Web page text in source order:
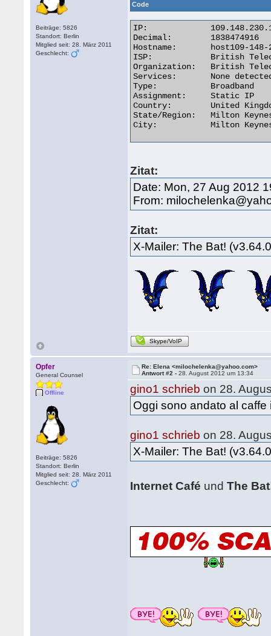
Beiträge: 5826
Standort: Berlin
Mitglied seit: 28. März 2011
Geschlecht:
Code
IP:	        109.148.230.164
Decimal:	1838474916
Hostname:	host109-148-230-164.range109-148.btcentralplus.com
ISP:	        British Telecommunications
Organization:	British Telecommunications
Services:	None detected
Type:	        Broadband
Assignment:	Static IP
Country:	United Kingdom
State/Region:	Milton Keynes
City:	        Milton Keynes
Zitat:
Date: Mon, 27 Aug 2012
From:
Zitat:
X-Mailer: The Bat!
Skype/VoIP
Opfer
General Counsel
Offline
Beiträge: 5826
Standort: Berlin
Mitglied seit: 28. März 2011
Geschlecht:
Re: Elena <milochelenka@yahoo.com>
Antwort #2 -28. August 2012 um 13:34
gino1 schrieb on 28.
Oggi sono andato al caffe
gino1 schrieb on 28.
X-Mailer: The Bat!
Internet Café undThe